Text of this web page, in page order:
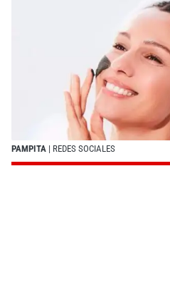
PAMPITA | REDES SOCIALES